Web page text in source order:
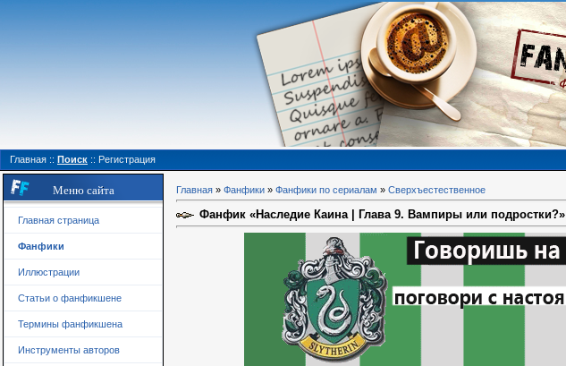
Главная :: Поиск :: Регистрация
Меню сайта
Главная страница
Фанфики
Иллюстрации
Статьи о фанфикшене
Термины фанфикшена
Инструменты авторов
Главная » Фанфики » Фанфики по сериалам » Сверхъестественное
Фанфик «Наследие Каина | Глава 9. Вампиры или подростки?»